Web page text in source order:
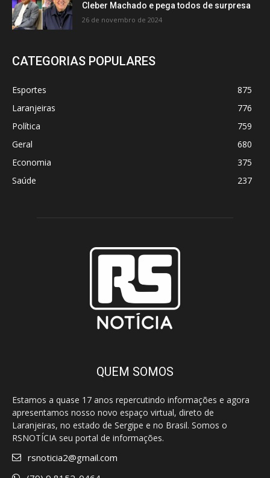
Cleber Machado e pega todos de surpresa
26 de novembro de 2024
CATEGORIAS POPULARES
Esportes
875
Laranjeiras
776
Política
759
Geral
680
Economia
375
Saúde
237
QUEM SOMOS
Estamos a quase 17 anos repercutindo informações e agora
apresentamos nosso novo espaço virtual, direto de
Laranjeiras, no estado de Sergipe e no Brasil. Somos o
RSNOTÍCIA seu portal de informações.
rsnoticia2@gmail.com